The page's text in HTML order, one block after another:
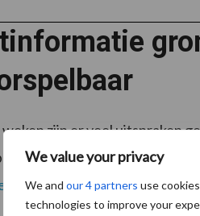
We value your privacy
We and our 4 partners use
technologies to improve your
zijn er veel uitspraken
Over deze